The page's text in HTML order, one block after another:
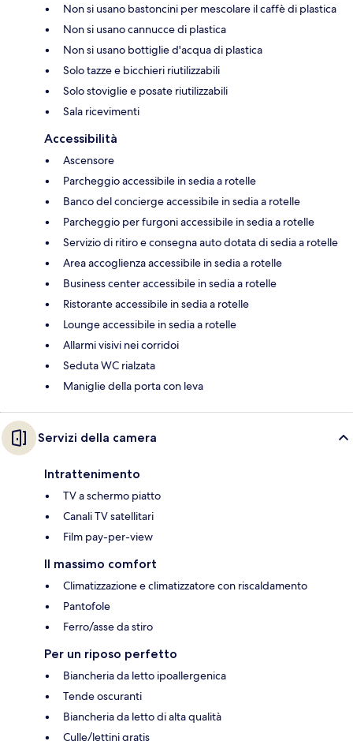
Non si usano bastoncini per mescolare il caffè di plastica
Non si usano cannucce di plastica
Non si usano bottiglie d'acqua di plastica
Solo tazze e bicchieri riutilizzabili
Solo stoviglie e posate riutilizzabili
Sala ricevimenti
Accessibilità
Ascensore
Parcheggio accessibile in sedia a rotelle
Banco del concierge accessibile in sedia a rotelle
Parcheggio per furgoni accessibile in sedia a rotelle
Servizio di ritiro e consegna auto dotata di sedia a rotelle
Area accoglienza accessibile in sedia a rotelle
Business center accessibile in sedia a rotelle
Ristorante accessibile in sedia a rotelle
Lounge accessibile in sedia a rotelle
Allarmi visivi nei corridoi
Seduta WC rialzata
Maniglie della porta con leva
Servizi della camera
Intrattenimento
TV a schermo piatto
Canali TV satellitari
Film pay-per-view
Il massimo comfort
Climatizzazione e climatizzatore con riscaldamento
Pantofole
Ferro/asse da stiro
Per un riposo perfetto
Biancheria da letto ipoallergenica
Tende oscuranti
Biancheria da letto di alta qualità
Culle/lettini gratis